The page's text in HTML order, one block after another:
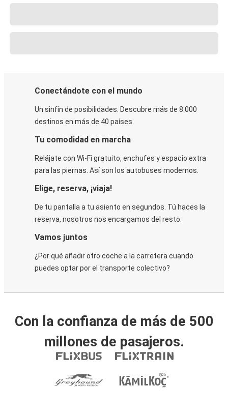
Conectándote con el mundo
Un sinfín de posibilidades. Descubre más de 8.000
destinos en más de 40 países.
Tu comodidad en marcha
Relájate con Wi-Fi gratuito, enchufes y espacio extra
para las piernas. Así son los autobuses modernos.
Elige, reserva, ¡viaja!
De tu pantalla a tu asiento en segundos. Tú haces la
reserva, nosotros nos encargamos del resto.
Vamos juntos
¿Por qué añadir otro coche a la carretera cuando
puedes optar por el transporte colectivo?
Con la confianza de más de 500
millones de pasajeros.